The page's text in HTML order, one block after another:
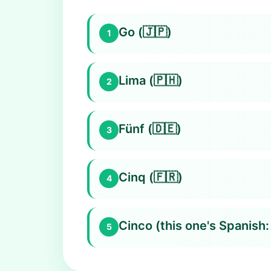
1 Go (🇯🇵)
2 Lima (🇵🇭)
3 Fünf (🇩🇪)
4 Cinq (🇫🇷)
5 Cinco (this one's